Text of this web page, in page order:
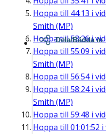
Hoppa till 44:13 i
Smith (MP)
Hoppa till53:26i
Hoppa till 55:09 i
Smith (MP)
Hoppa till 56:54i
Hoppa till 58:24i
Smith (MP)
Hoppa till 59:48 i
Hoppa till 01:01:52 i
Dela/Bädda in